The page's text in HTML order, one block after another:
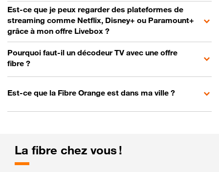
Est-ce que je peux regarder des plateformes de
streaming comme Netflix, Disney+ ou Paramount+
grâce à mon offre Livebox ?
Pourquoi faut-il un décodeur TV avec une offre
fibre ?
Est-ce que la Fibre Orange est dans ma ville ?
La fibre chez vous !